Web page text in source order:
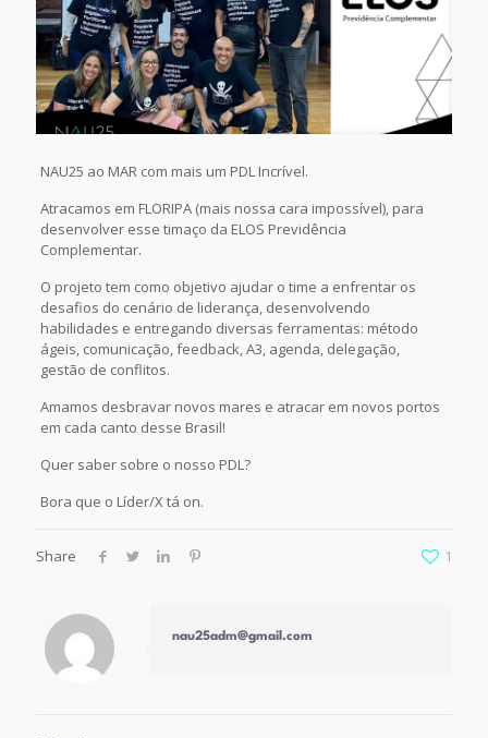
NAU25 ao MAR com mais um PDL Incrível.
Atracamos em FLORIPA (mais nossa cara impossível), para
desenvolver esse timaço da ELOS Previdência
Complementar.
O projeto tem como objetivo ajudar o time a enfrentar os
desafios do cenário de liderança, desenvolvendo
habilidades e entregando diversas ferramentas: método
ágeis, comunicação, feedback, A3, agenda, delegação,
gestão de conflitos.
Amamos desbravar novos mares e atracar em novos portos
em cada canto desse Brasil!
Quer saber sobre o nosso PDL?
Bora que o Líder/X tá on.
Share 1
nau25adm@gmail.com